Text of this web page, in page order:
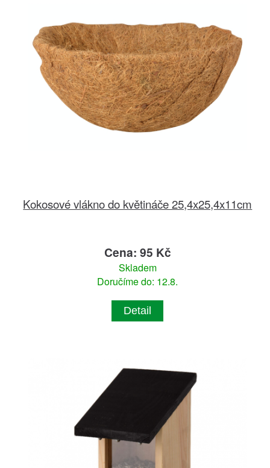
Kokosové vlákno do květináče 25,4x25,4x11cm
Cena: 95 Kč
Skladem
Doručíme do: 12.8.
Detail